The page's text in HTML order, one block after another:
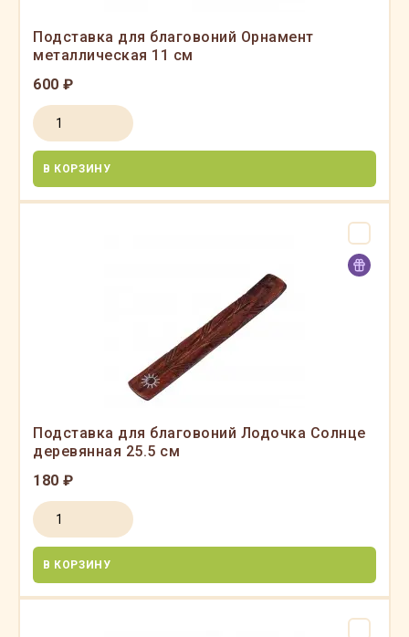
Подставка для благовоний Орнамент
металлическая 11 см
600 ₽
В КОРЗИНУ
Подставка для благовоний Лодочка Солнце
деревянная 25.5 см
180 ₽
В КОРЗИНУ